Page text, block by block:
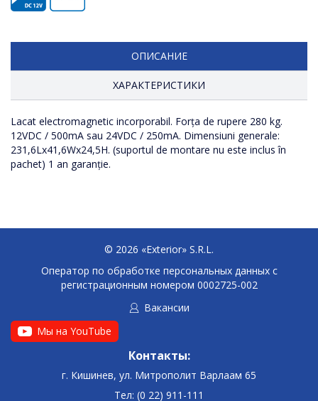
ОПИСАНИЕ
ХАРАКТЕРИСТИКИ
Lacat electromagnetic incorporabil. Forța de rupere 280 kg.
12VDC / 500mA sau 24VDC / 250mA. Dimensiuni generale:
231,6Lx41,6Wx24,5H. (suportul de montare nu este inclus în
pachet) 1 an garanție.
© 2026 «Exterior» S.R.L.
Оператор по обработке персональных данных c
регистрационным номером 0002725-002
Вакансии
Мы на YouTube
Контакты:
г. Кишинев, ул. Митрополит Варлаам 65
Тел: (0 22) 911-111